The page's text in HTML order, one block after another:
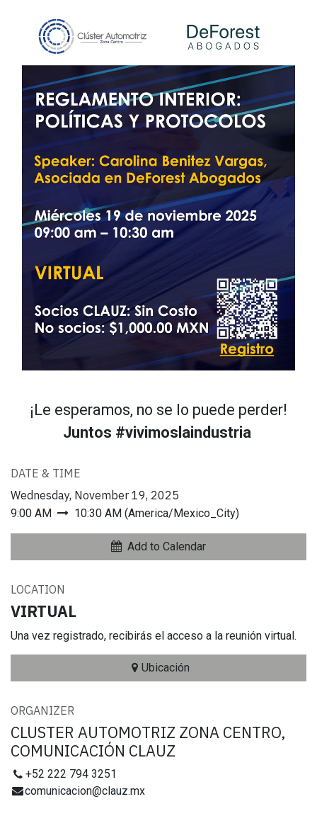
¡Le esperamos, no se lo puede perder!
Juntos #vivimoslaindustria
DATE & TIME
Wednesday, November 19, 2025
9:00 AM 10:30 AM (America/Mexico_City)
Add to Calendar
LOCATION
VIRTUAL
Una vez registrado, recibirás el acceso a la reunión virtual.
Ubicación
ORGANIZER
CLUSTER AUTOMOTRIZ ZONA CENTRO,
COMUNICACIÓN CLAUZ
+52 222 794 3251
comunicacion@clauz.mx